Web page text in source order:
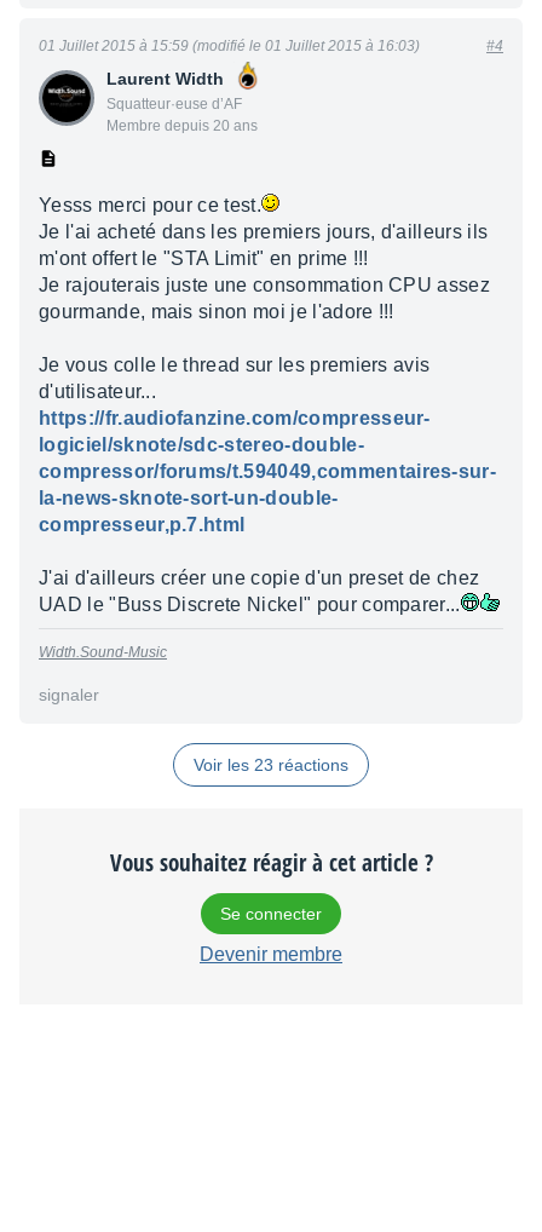
Laurent Width
Squatteur·euse d’AF
Membre depuis 20 ans
01 Juillet 2015 à 15:59 (modifié le 01 Juillet 2015 à 16:03) #4
Yesss merci pour ce test.
Je l'ai acheté dans les premiers jours, d'ailleurs ils
m'ont offert le "STA Limit" en prime !!!
Je rajouterais juste une consommation CPU assez
gourmande, mais sinon moi je l'adore !!!
Je vous colle le thread sur les premiers avis
d'utilisateur...
https://fr.audiofanzine.com/compresseur-
logiciel/sknote/sdc-stereo-double-
compressor/forums/t.594049,commentaires-sur-
la-news-sknote-sort-un-double-
compresseur,p.7.html
J'ai d'ailleurs créer une copie d'un preset de chez
UAD le "Buss Discrete Nickel" pour comparer...
Width.Sound-Music
signaler
Voir les 23 réactions
Vous souhaitez réagir à cet article ?
Se connecter
Devenir membre